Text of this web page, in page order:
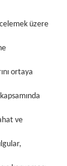
üzere
ortaya
ve